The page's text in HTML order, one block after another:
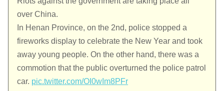
over China.
In Henan Province, on the 2nd, police stopped a
fireworks display to celebrate the New Year and took
away young people. On the other hand, there was a
commotion that the public overturned the police patrol
car. pic.twitter.com/OI0wIm8PFr